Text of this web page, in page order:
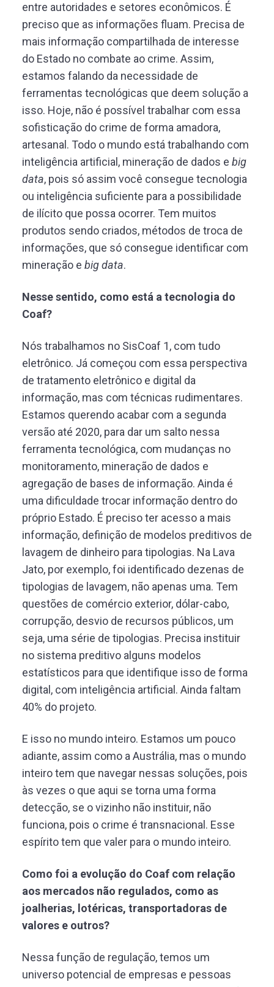
entre autoridades e setores econômicos. É
preciso que as informações fluam. Precisa de
mais informação compartilhada de interesse
do Estado no combate ao crime. Assim,
estamos falando da necessidade de
ferramentas tecnológicas que deem solução a
isso. Hoje, não é possível trabalhar com essa
sofisticação do crime de forma amadora,
artesanal. Todo o mundo está trabalhando com
inteligência artificial, mineração de dados e big
data, pois só assim você consegue tecnologia
ou inteligência suficiente para a possibilidade
de ilícito que possa ocorrer. Tem muitos
produtos sendo criados, métodos de troca de
informações, que só consegue identificar com
mineração e big data.
Nesse sentido, como está a tecnologia do
Coaf?
Nós trabalhamos no SisCoaf 1, com tudo
eletrônico. Já começou com essa perspectiva
de tratamento eletrônico e digital da
informação, mas com técnicas rudimentares.
Estamos querendo acabar com a segunda
versão até 2020, para dar um salto nessa
ferramenta tecnológica, com mudanças no
monitoramento, mineração de dados e
agregação de bases de informação. Ainda é
uma dificuldade trocar informação dentro do
próprio Estado. É preciso ter acesso a mais
informação, definição de modelos preditivos de
lavagem de dinheiro para tipologias. Na Lava
Jato, por exemplo, foi identificado dezenas de
tipologias de lavagem, não apenas uma. Tem
questões de comércio exterior, dólar-cabo,
corrupção, desvio de recursos públicos, um
seja, uma série de tipologias. Precisa instituir
no sistema preditivo alguns modelos
estatísticos para que identifique isso de forma
digital, com inteligência artificial. Ainda faltam
40% do projeto.
E isso no mundo inteiro. Estamos um pouco
adiante, assim como a Austrália, mas o mundo
inteiro tem que navegar nessas soluções, pois
às vezes o que aqui se torna uma forma
detecção, se o vizinho não instituir, não
funciona, pois o crime é transnacional. Esse
espírito tem que valer para o mundo inteiro.
Como foi a evolução do Coaf com relação
aos mercados não regulados, como as
joalherias, lotéricas, transportadoras de
valores e outros?
Nessa função de regulação, temos um
universo potencial de empresas e pessoas